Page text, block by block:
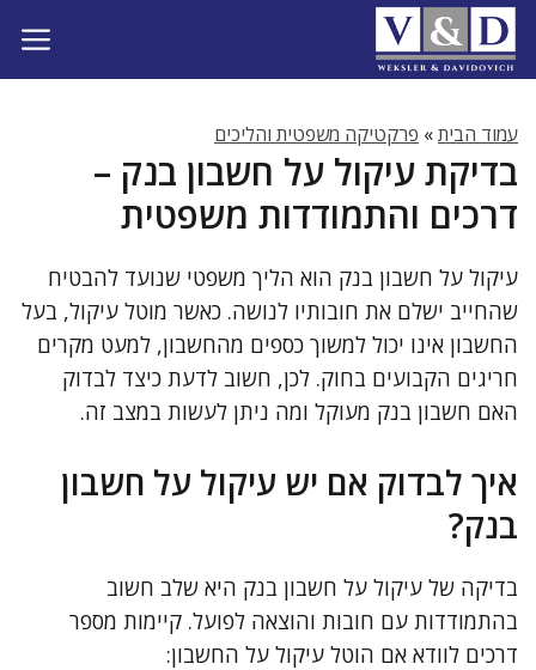
לדלג
לתוכן
עמוד הבית» פרקטיקה משפטית והליכים
בדיקת עיקול על חשבון בנק –
דרכים והתמודדות משפטית
עיקול על חשבון בנק הוא הליך משפטי שנועד להבטיח
שהחייב ישלם את חובותיו לנושה. כאשר מוטל עיקול, בעל
החשבון אינו יכול למשוך כספים מהחשבון, למעט מקרים
חריגים הקבועים בחוק. לכן, חשוב לדעת כיצד לבדוק
האם חשבון בנק מעוקל ומה ניתן לעשות במצב זה.
איך לבדוק אם יש עיקול על חשבון
בנק?
בדיקה של עיקול על חשבון בנק היא שלב חשוב
בהתמודדות עם חובות והוצאה לפועל. קיימות מספר
דרכים לוודא אם הוטל עיקול על החשבון: